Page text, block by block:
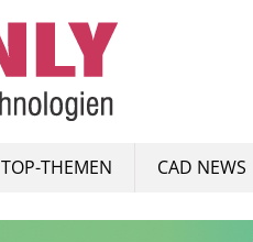
TOP-THEMEN CAD NEWS